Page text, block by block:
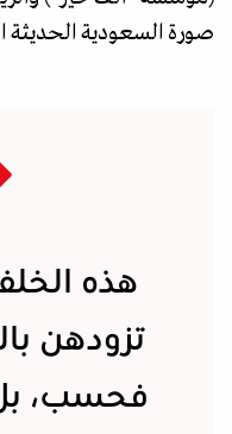
صورة السعودية الحديثة
هذه
تزودهن
فحسب،